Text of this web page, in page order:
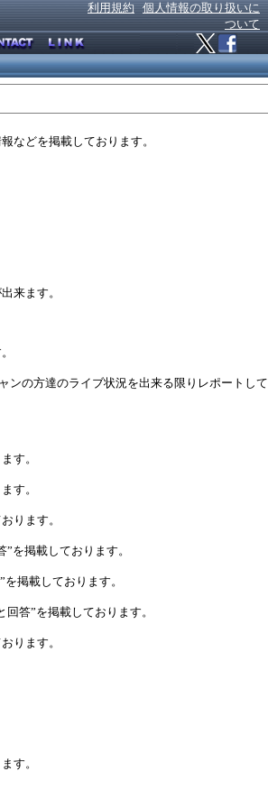
利用規約
個人情報の取り扱いに
ついて
などを掲載しております。
来ます。
ンの方達のライブ状況を出来る限りレポートして
す。
す。
ります。
を掲載しております。
掲載しております。
答”を掲載しております。
ります。
す。